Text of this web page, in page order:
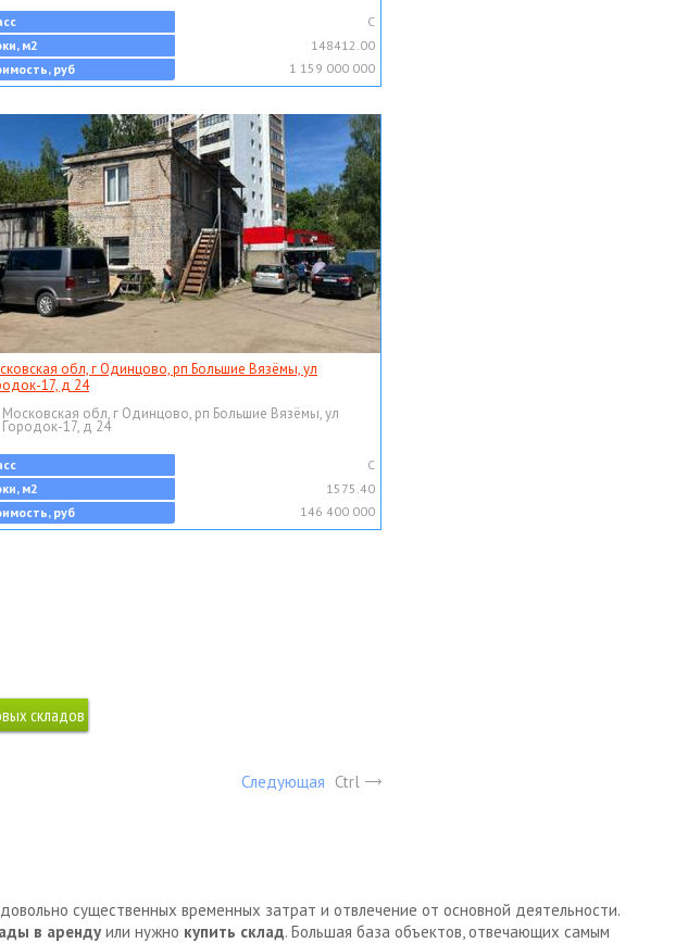
C
м2
148412.00
руб
1 159 000 000
обл, г Одинцово, рп Большие Вязёмы, ул
17, д 24
Московская обл, г Одинцово, рп Большие Вязёмы, ул
Городок-17, д 24
C
м2
1575.40
руб
146 400 000
Следующая Ctrl
существенных временных затрат и отвлечение от основной деятельности.
в аренду или нужно купить склад. Большая база объектов, отвечающих самым